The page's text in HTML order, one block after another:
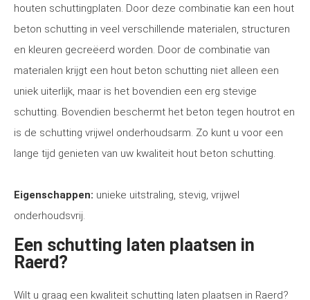
houten schuttingplaten. Door deze combinatie kan een hout
beton schutting in veel verschillende materialen, structuren
en kleuren gecreëerd worden. Door de combinatie van
materialen krijgt een hout beton schutting niet alleen een
uniek uiterlijk, maar is het bovendien een erg stevige
schutting. Bovendien beschermt het beton tegen houtrot en
is de schutting vrijwel onderhoudsarm. Zo kunt u voor een
lange tijd genieten van uw kwaliteit hout beton schutting.
Eigenschappen: unieke uitstraling, stevig, vrijwel
onderhoudsvrij.
Een schutting laten plaatsen in
Raerd?
Wilt u graag een kwaliteit schutting laten plaatsen in Raerd?